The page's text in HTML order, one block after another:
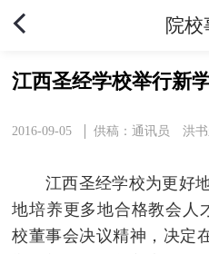
院校
江西圣经学校举行新
2016-09-05 供稿：通讯员 洪书
江西圣经学校为更好地
地培养更多地合格教会人
校董事会决议精神，决定